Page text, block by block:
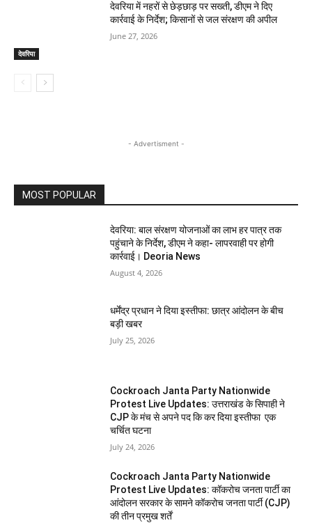
देवरिया
देवरिया में नहरों से छेड़छाड़ पर सख्ती, डीएम ने दिए
कार्रवाई के निर्देश; किसानों से जल संरक्षण की अपील
June 27, 2026
- Advertisment -
MOST POPULAR
देवरिया: बाल संरक्षण योजनाओं का लाभ हर पात्र तक
पहुंचाने के निर्देश, डीएम ने कहा- लापरवाही पर होगी
कार्रवाई। Deoria News
August 4, 2026
धर्मेंद्र प्रधान ने दिया इस्तीफा: छात्र आंदोलन के बीच
बड़ी खबर
July 25, 2026
Cockroach Janta Party Nationwide
Protest Live Updates: उत्तराखंड के सिपाही ने
CJP के मंच से अपने पद कि कर दिया इस्तीफा एक
चर्चित घटना
July 24, 2026
Cockroach Janta Party Nationwide
Protest Live Updates: कॉकरोच जनता पार्टी का
आंदोलन सरकार के सामने कॉकरोच जनता पार्टी (CJP)
की तीन प्रमुख शर्तें